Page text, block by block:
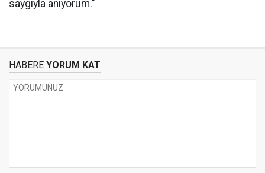
saygıyla anıyorum."
HABERE YORUM KAT